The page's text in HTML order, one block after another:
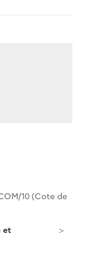
10 (Cote de
et